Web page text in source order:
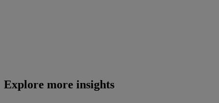
Explore more insights